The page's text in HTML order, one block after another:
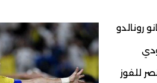
رونالدو
للفوز